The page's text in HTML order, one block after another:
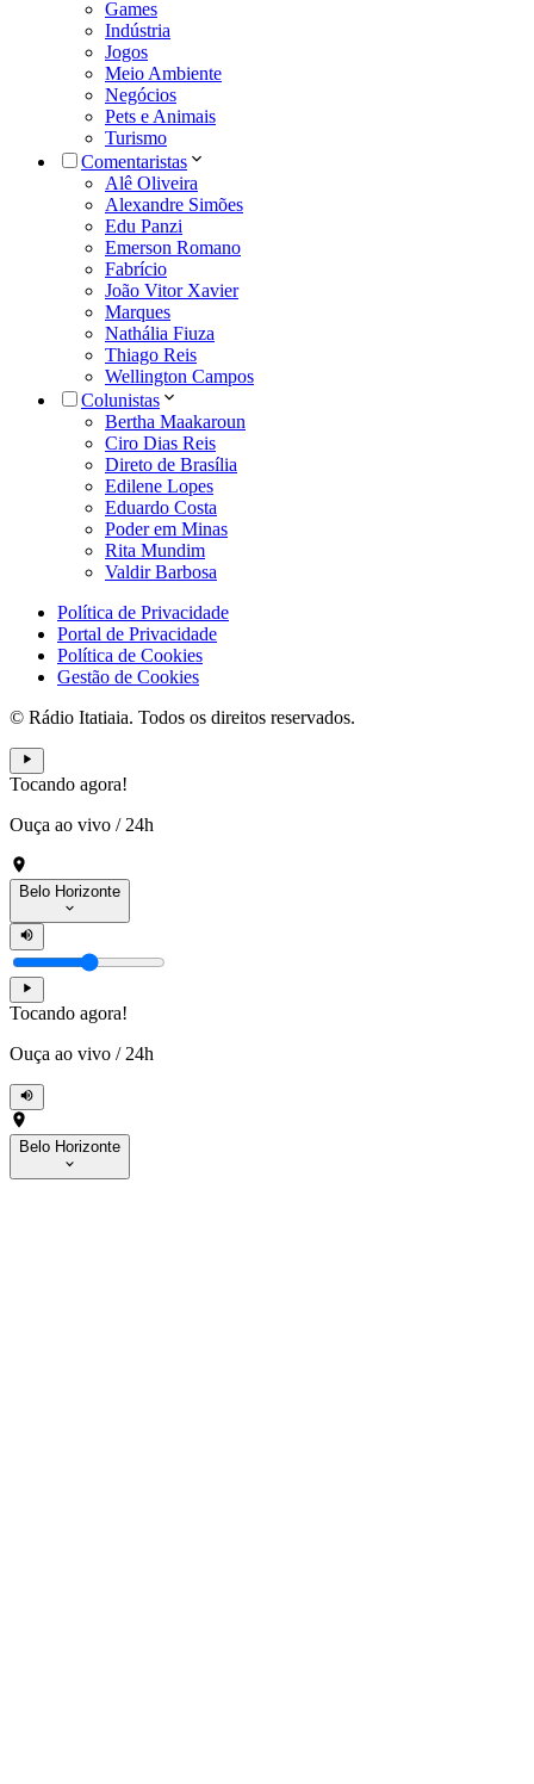
Games
Indústria
Jogos
Meio Ambiente
Negócios
Pets e Animais
Turismo
Comentaristas
Alê Oliveira
Alexandre Simões
Edu Panzi
Emerson Romano
Fabrício
João Vitor Xavier
Marques
Nathália Fiuza
Thiago Reis
Wellington Campos
Colunistas
Bertha Maakaroun
Ciro Dias Reis
Direto de Brasília
Edilene Lopes
Eduardo Costa
Poder em Minas
Rita Mundim
Valdir Barbosa
Política de Privacidade
Portal de Privacidade
Política de Cookies
Gestão de Cookies
© Rádio Itatiaia. Todos os direitos reservados.
Tocando agora!
Ouça ao vivo / 24h
Belo Horizonte
Tocando agora!
Ouça ao vivo / 24h
Belo Horizonte